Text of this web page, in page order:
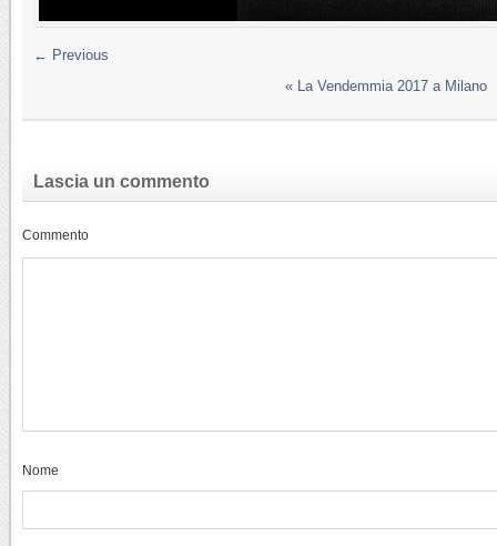
← Previous
« La Vendemmia 2017 a Milano
Lascia un commento
Commento
Nome